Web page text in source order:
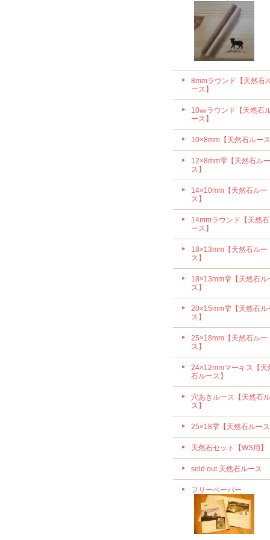
8mmラウンド【天然石
ース】
10㎜ラウンド【天然石
ース】
10×8mm【天然石ルース
12×8mm雫【天然石ルー
ス】
14×10mm【天然石ルー
ス】
14mmラウンド【天然
ース】
18×13mm【天然石ルー
ス】
18×13mm雫【天然石ル
ス】
20×15mm雫【天然石ル
ス】
25×18mm【天然石ルー
ス】
24×12mmマーキス【天
石ルース】
穴あきルース【天然石
ス】
25×18雫【天然石ルース
天然石セット【WS用】
sold out 天然石ルース
フリーペーパー